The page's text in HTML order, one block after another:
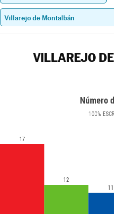
VILLAREJO
Número
100%
17
12
11